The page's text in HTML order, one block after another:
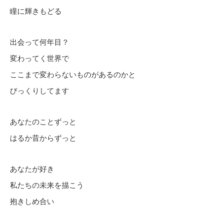
瞳に輝きもどる
出会って何年目？
変わってく世界で
ここまで変わらないものがあるのかと
びっくりしてます
あなたのことずっと
はるか昔からずっと
あなたが好き
私たちの未来を描こう
抱きしめ合い